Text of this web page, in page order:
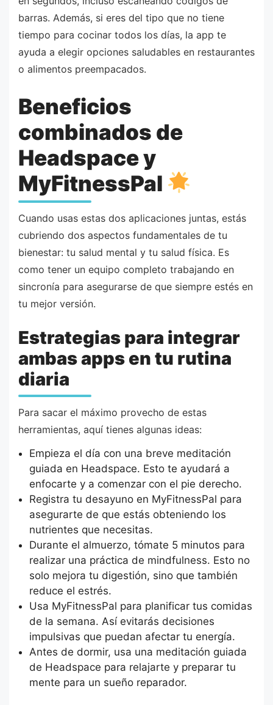
barras. Además, si eres del tipo que no tiene
tiempo para cocinar todos los días, la app te
ayuda a elegir opciones saludables en restaurantes
o alimentos preempacados.
Beneficios
combinados de
Headspace y
MyFitnessPal
Cuando usas estas dos aplicaciones juntas, estás
cubriendo dos aspectos fundamentales de tu
bienestar: tu salud mental y tu salud física. Es
como tener un equipo completo trabajando en
sincronía para asegurarse de que siempre estés en
tu mejor versión.
Estrategias para integrar
ambas apps en tu rutina
diaria
Para sacar el máximo provecho de estas
herramientas, aquí tienes algunas ideas:
Empieza el día con una breve meditación
guiada en Headspace. Esto te ayudará a
enfocarte y a comenzar con el pie derecho.
Registra tu desayuno en MyFitnessPal para
asegurarte de que estás obteniendo los
nutrientes que necesitas.
Durante el almuerzo, tómate 5 minutos para
realizar una práctica de mindfulness. Esto no
solo mejora tu digestión, sino que también
reduce el estrés.
Usa MyFitnessPal para planificar tus comidas
de la semana. Así evitarás decisiones
impulsivas que puedan afectar tu energía.
Antes de dormir, usa una meditación guiada
de Headspace para relajarte y preparar tu
mente para un sueño reparador.